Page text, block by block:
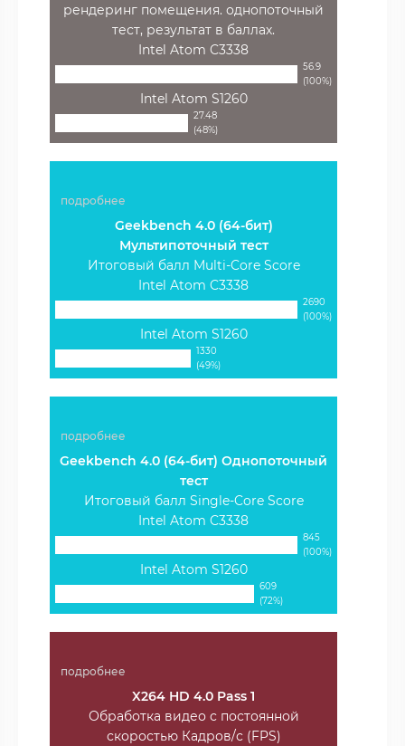
рендеринг помещения. однопоточный
тест, результат в баллах.
Intel Atom C3338
56.9
(100%)
Intel Atom S1260
27.48
(48%)
подробнее
Geekbench 4.0 (64-бит)
Мультипоточный тест
Итоговый балл Multi-Core Score
Intel Atom C3338
2690
(100%)
Intel Atom S1260
1330
(49%)
подробнее
Geekbench 4.0 (64-бит) Однопоточный
тест
Итоговый балл Single-Core Score
Intel Atom C3338
845
(100%)
Intel Atom S1260
609
(72%)
подробнее
X264 HD 4.0 Pass 1
Обработка видео с постоянной
скоростью Кадров/с (FPS)